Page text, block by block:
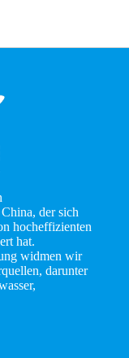
der sich
hocheffizienten
hat.
widmen wir
darunter